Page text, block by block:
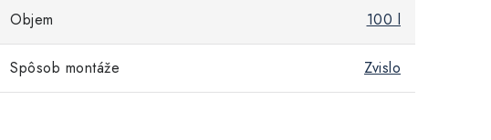
Objem 100 l
Spôsob montáže Zvislo